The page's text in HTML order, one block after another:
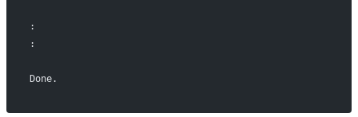
:
:
Done.